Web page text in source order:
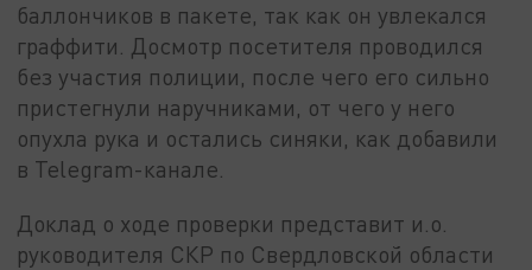
баллончиков в пакете, так как он увлекался
граффити. Досмотр посетителя проводился
без участия полиции, после чего его сильно
пристегнули наручниками, от чего у него
опухла рука и остались синяки, как добавили
в Telegram-канале.
Доклад о ходе проверки представит и.о.
руководителя СКР по Свердловской области